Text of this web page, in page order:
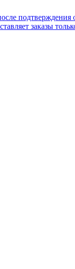
подтверждения
заказы